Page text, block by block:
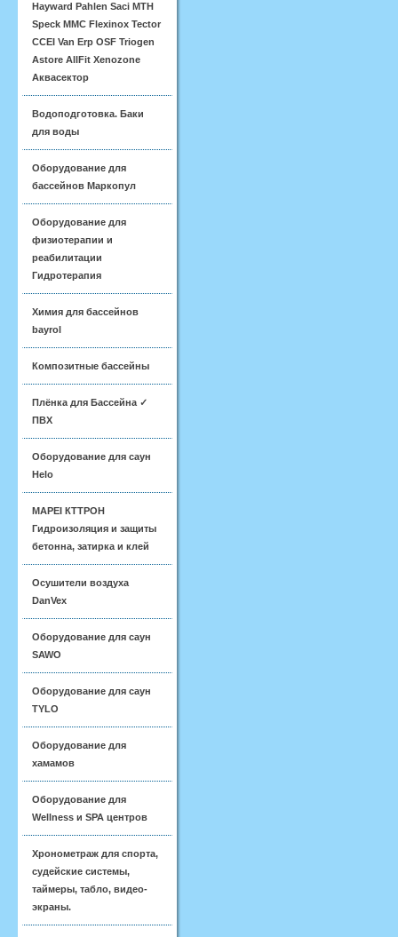
Hayward Pahlen Saci MTH
Speck MMC Flexinox Tector
CCEI Van Erp OSF Triogen
Astore AllFit Xenozone
Аквасектор
Водоподготовка. Баки
для воды
Оборудование для
бассейнов Маркопул
Оборудование для
физиотерапии и
реабилитации
Гидротерапия
Химия для бассейнов
bayrol
Композитные бассейны
Плёнка для Бассейна ✓
ПВХ
Оборудование для саун
Helo
MAPEI КТТРОН
Гидроизоляция и защиты
бетонна, затирка и клей
Осушители воздуха
DanVex
Оборудование для саун
SAWO
Оборудование для саун
TYLO
Оборудование для
хамамов
Оборудование для
Wellness и SPA центров
Хронометраж для спорта,
судейские системы,
таймеры, табло, видео-
экраны.